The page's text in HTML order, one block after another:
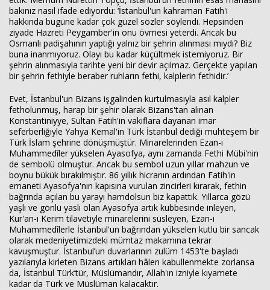
bakınız nasıl ifade ediyordu: ‘İstanbul'un kahraman Fatih'i
hakkında bugüne kadar çok güzel sözler söylendi. Hepsinden
ziyade Hazreti Peygamber'in onu övmesi yeterdi. Ancak bu
Osmanlı padişahının yaptığı yalnız bir şehrin alınması mıydı? Biz
buna inanmıyoruz. Olayı bu kadar küçültmek istemiyoruz. Bir
şehrin alınmasıyla tarihte yeni bir devir açılmaz. Gerçekte yapılan
bir şehrin fethiyle beraber ruhların fethi, kalplerin fethidir.’
Evet, İstanbul'un Bizans işgalinden kurtulmasıyla asıl kalpler
fetholunmuş, harap bir şehir olarak Bizans'tan alınan
Konstantiniyye, Sultan Fatih'in vakıflara dayanan imar
seferberliğiyle Yahya Kemal'in Türk İstanbul dediği muhteşem bir
Türk İslam şehrine dönüşmüştür. Minarelerinden Ezan-ı
Muhammedîler yükselen Ayasofya, aynı zamanda Fethi Mübi'nin
de sembolü olmuştur. Ancak bu sembol uzun yıllar mahzun ve
boynu bükük bırakılmıştır. 86 yıllık hicranın ardından Fatih'in
emaneti Ayasofya'nın kapısına vurulan zincirleri kırarak, fethin
bağrında açılan bu yarayı hamdolsun biz kapattık. Yıllarca gözü
yaşlı ve gönlü yaslı olan Ayasofya artık kubbesinde inleyen,
Kur'an-ı Kerim tilavetiyle minarelerini süsleyen, Ezan-ı
Muhammedîlerle İstanbul'un bağrından yükselen kutlu bir sancak
olarak medeniyetimizdeki mümtaz makamına tekrar
kavuşmuştur. İstanbul’un duvarlarının zulüm 1453'te başladı
yazılarıyla kirleten Bizans artıkları hâlen kabullenmekte zorlansa
da, İstanbul Türk’tür, Müslümandır, Allah'ın izniyle kıyamete
kadar da Türk ve Müslüman kalacaktır.